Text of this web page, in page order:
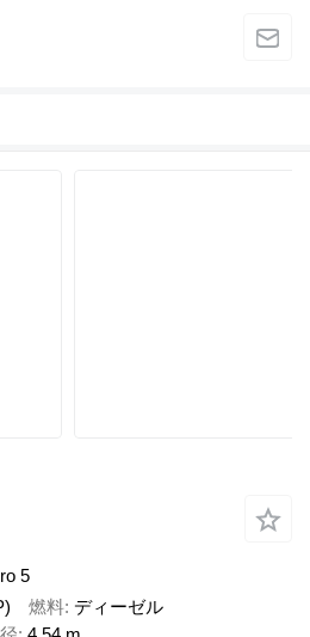
5
燃料 ディーゼル